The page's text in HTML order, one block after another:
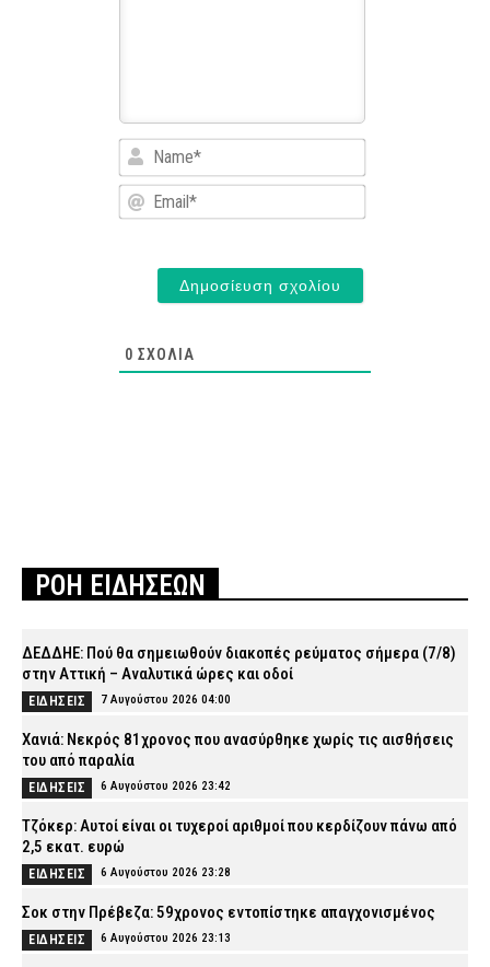
Name*
Email*
0 ΣΧΌΛΙΑ
ΡΟΗ ΕΙΔΗΣΕΩΝ
ΔΕΔΔΗΕ: Πού θα σημειωθούν διακοπές ρεύματος σήμερα (7/8)
στην Αττική – Αναλυτικά ώρες και οδοί
ΕΙΔΗΣΕΙΣ 7 Αυγούστου 2026 04:00
Χανιά: Νεκρός 81χρονος που ανασύρθηκε χωρίς τις αισθήσεις
του από παραλία
ΕΙΔΗΣΕΙΣ 6 Αυγούστου 2026 23:42
Τζόκερ: Αυτοί είναι οι τυχεροί αριθμοί που κερδίζουν πάνω από
2,5 εκατ. ευρώ
ΕΙΔΗΣΕΙΣ 6 Αυγούστου 2026 23:28
Σοκ στην Πρέβεζα: 59χρονος εντοπίστηκε απαγχονισμένος
ΕΙΔΗΣΕΙΣ 6 Αυγούστου 2026 23:13